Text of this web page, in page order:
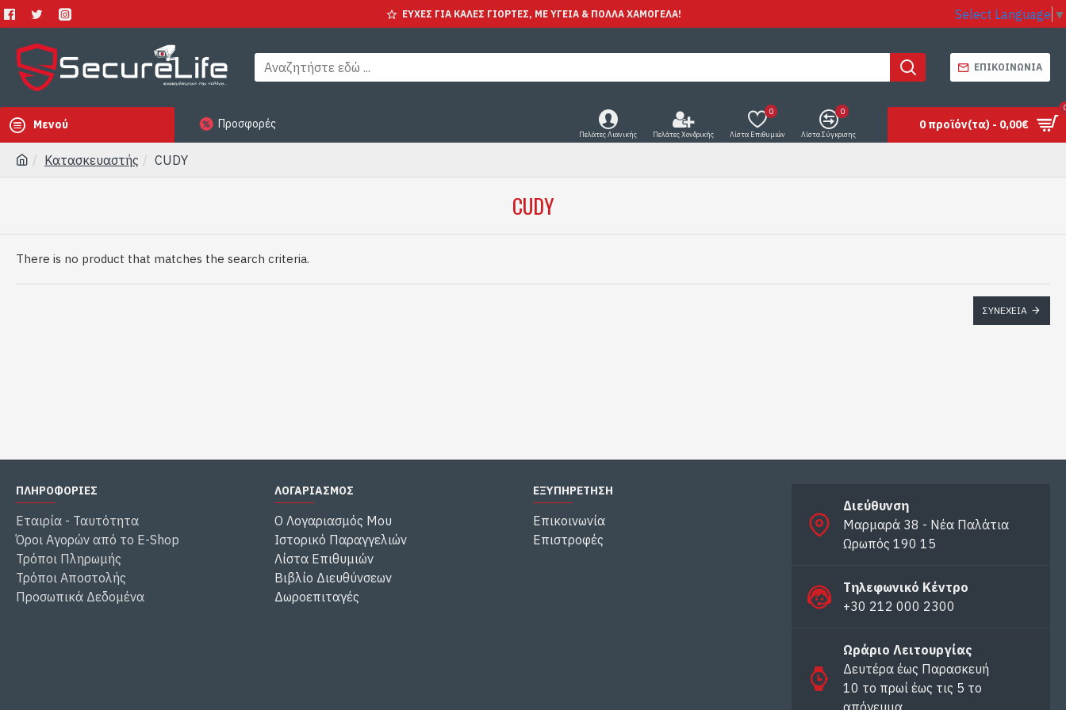
ΕΥΧΕΣ ΓΙΑ ΚΑΛΕΣ ΓΙΟΡΤΕΣ, ΜΕ ΥΓΕΊΑ & ΠΟΛΛΑ ΧΑΜΟΓΕΛΑ! Select Language ▼
ΕΠΙΚΟΙΝΩΝΊΑ
Μενού Προσφορές
Πελάτες Λιανικής Πελάτες Χονδρικής Λίστα Επιθυμιών
0
Λίστα Σύγκρισης
0
0 προϊόν(τα) - 0,00€
Κατασκευαστής CUDY
CUDY
There is no product that matches the search criteria.
ΣΥΝΈΧΕΙΑ
ΠΛΗΡΟΦΟΡΙΕΣ
Εταιρία - Ταυτότητα
Όροι Αγορών από το E-Shop
Τρόποι Πληρωμής
Τρόποι Αποστολής
Προσωπικά Δεδομένα
ΛΟΓΑΡΙΑΣΜΟΣ
Ο Λογαριασμός Μου
Ιστορικό Παραγγελιών
Λίστα Επιθυμιών
Βιβλίο Διευθύνσεων
Δωροεπιταγές
ΕΞΥΠΗΡΕΤΗΣΗ
Επικοινωνία
Επιστροφές
Διεύθυνση
Μαρμαρά 38 - Νέα Παλάτια
Ωρωπός 190 15
Τηλεφωνικό Κέντρο
+30 212 000 2300
Ωράριο Λειτουργίας
Δευτέρα έως Παρασκευή
10 το πρωί έως τις 5 το
απόγευμα